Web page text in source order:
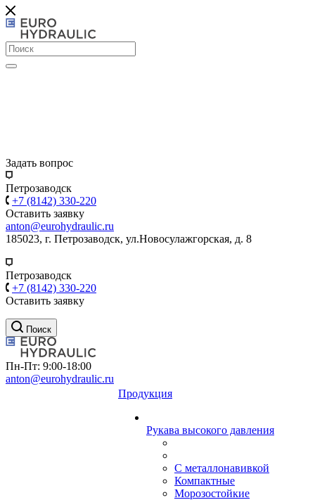
Задать вопрос
Петрозаводск
+7 (8142) 330-220
Оставить заявку
anton@eurohydraulic.ru
185023, г. Петрозаводск, ул.Новосулажгорская, д. 8
Петрозаводск
+7 (8142) 330-220
Оставить заявку
Поиск
Пн-Пт: 9:00-18:00
anton@eurohydraulic.ru
Продукция
Рукава высокого давления
С металлонавивкой
Компактные
Морозостойкие